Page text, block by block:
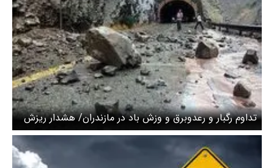
تداوم رگبار و رعدوبرق و وزش باد در مازندران/ هشدار ریزش
سنگ در ارتفاعات